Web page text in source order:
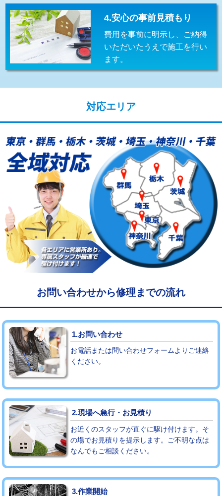
給水管工事※（バンド止め)
給水管工事※（支持金具設置) 5,500円
給水管工事※（保温材使用（バンド止
5,500円
用/3ｍまで)
給水管工事※（塩ビ管（VP・HI）使
用（追加）/3ｍ超え)
+8,800円
給水管工事※（ライニング鋼管・銅
管・ポリ管・HT管使用/3ｍまで)
44,000円
給水管工事※（ライニング鋼管・銅
管・ポリ管・HT管使用/3ｍ超え)
+8,800円
マス交換（土の掘削・埋め戻し作業） 11,000円~
マス交換（深さ50㎝未満） 55,000円
マス交換（深さ50㎝以上） 66,000円
コンクリート斫り（厚さ10㎝まで） 27,500円
コンクリート斫り（厚さ10㎝超え）
モルタル補修（厚さ10㎝まで） 27,500円
モルタル補修（厚さ10㎝超え）
追加人工 16,500円
廃棄・処分 現場見積
※給水管工事は20mmまでの価格です。
4.安心の事前見積もり
費用を事前に明示し、ご納得
いただいたうえで施工を行い
ます。
対応エリア
お問い合わせから修理までの流れ
1.お問い合わせ
お電話または問い合わせフォームよりご連絡
ください。
2.現場へ急行・お見積り
お近くのスタッフが直ぐに駆け付けます。そ
の場でお見積りを提示します。ご不明な点は
なんでもご相談ください。
3.作業開始